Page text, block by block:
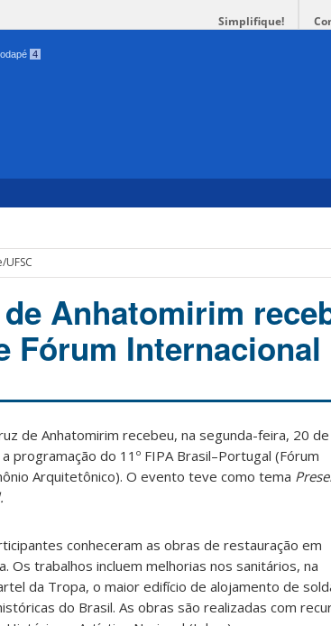
Simplifique!
4
Anhatomirim
Fórum Internacional
de Anhatomirim recebeu, na segunda-feira, 20 de
programação do 11º FIPA Brasil–Portugal (Fórum
Arquitetônico). O evento teve como tema
conheceram as obras de restauração em
Os trabalhos incluem melhorias nos sanitários, na
da Tropa, o maior edifício de alojamento de
do Brasil. As obras são realizadas com